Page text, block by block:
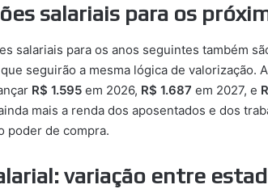
salariais para os
salariais para os anos seguintes também
seguirão a mesma lógica de valorização.
R$ 1.595 em 2026, R$ 1.687 em 2027, e
mais a renda dos aposentados e dos
poder de compra.
variação entre